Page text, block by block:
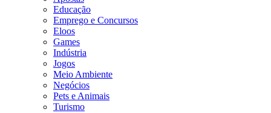
Educação
Emprego e Concursos
Eloos
Games
Indústria
Jogos
Meio Ambiente
Negócios
Pets e Animais
Turismo